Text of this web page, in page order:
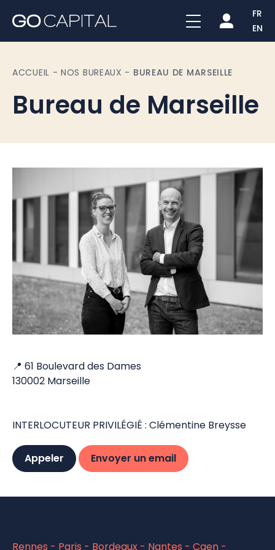
FR
EN
ACCUEIL -NOS BUREAUX - BUREAU DE MARSEILLE
Bureau de Marseille
📍 61 Boulevard des Dames
130002 Marseille
INTERLOCUTEUR PRIVILÉGIÉ : Clémentine Breysse
Appeler Envoyer un email
Rennes - Paris - Bordeaux - Nantes - Caen -